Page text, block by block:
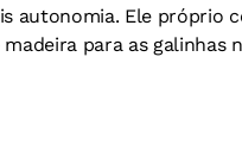
autonomia. Ele próprio
para as galinhas